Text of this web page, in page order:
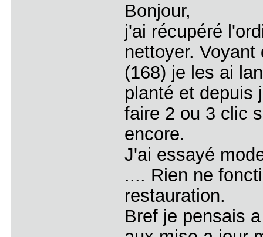
Bonjour,
j'ai récupéré
nettoyer.
(168) je les ai
planté et depuis
faire 2 ou 3 clic
encore.
J'ai essayé
.... Rien ne
restauration.
Bref je pensais